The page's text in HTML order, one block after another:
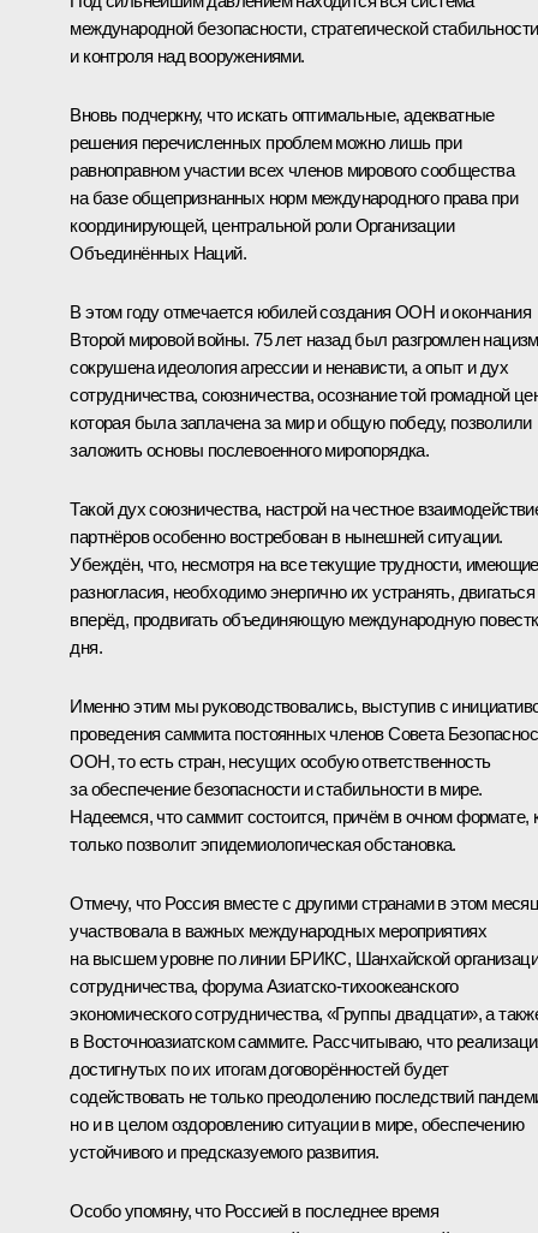
международной безопасности, стратегической стабильности
и контроля над вооружениями.
Вновь подчеркну, что искать оптимальные, адекватные
решения перечисленных проблем можно лишь при
равноправном участии всех членов мирового сообщества
на базе общепризнанных норм международного права при
координирующей, центральной роли Организации
Объединённых Наций.
В этом году отмечается юбилей создания ООН и окончания
Второй мировой войны. 75 лет назад был разгромлен
сокрушена идеология агрессии и ненависти, а опыт и дух
сотрудничества, союзничества, осознание той громадной
которая была заплачена за мир и общую победу, позволили
заложить основы послевоенного миропорядка.
Такой дух союзничества, настрой на честное
партнёров особенно востребован в нынешней ситуации.
Убеждён, что, несмотря на все текущие трудности,
разногласия, необходимо энергично их устранять, двигаться
вперёд, продвигать объединяющую международную
дня.
Именно этим мы руководствовались, выступив с
проведения саммита постоянных членов Совета
ООН, то есть стран, несущих особую ответственность
за обеспечение безопасности и стабильности в мире.
Надеемся, что саммит состоится, причём в очном формате,
только позволит эпидемиологическая обстановка.
Отмечу, что Россия вместе с другими странами в этом
участвовала в важных международных мероприятиях
на высшем уровне по линии БРИКС, Шанхайской
сотрудничества, форума Азиатско-тихоокеанского
экономического сотрудничества, «Группы двадцати», а
в Восточноазиатском саммите. Рассчитываю, что
достигнутых по их итогам договорённостей будет
содействовать не только преодолению последствий
но и в целом оздоровлению ситуации в мире, обеспечению
устойчивого и предсказуемого развития.
Особо упомяну, что Россией в последнее время